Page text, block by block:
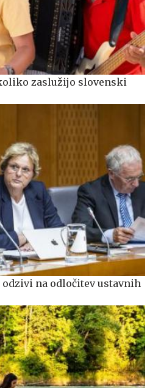
zaslužijo slovenski
na odločitev ustavnih